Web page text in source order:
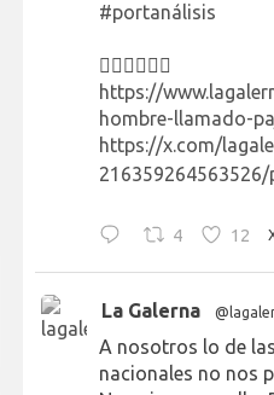
#portanálisis
👉🏻👉🏻👉🏻
https://
hombre-llamado-
https://x.com/
216359264563526/
4 12
La Galerna
A nosotros lo de
nacionales no nos